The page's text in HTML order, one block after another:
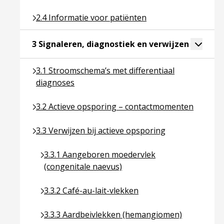
2.4 Informatie voor patiënten
Ga naar pagina over 2.4 Informatie voor patiënten
3 Signaleren, diagnostiek en verwijzen Ga
Toggle
3.1 Stroomschema’s met differentiaal
diagnoses
Ga naar pagina over 3.1 Stroomschema’s met
3.2 Actieve opsporing – contactmomenten
Ga naar pagina over 3.2 Actieve opsporing –
3.3 Verwijzen bij actieve opsporing
Ga naar pagina over 3.3 Verwijzen bij actieve
3.3.1 Aangeboren moedervlek
(congenitale naevus)
Ga naar pagina over 3.3.1 Aangeboren
3.3.2 Café-au-lait-vlekken
Ga naar pagina over 3.3.2 Café-au-lait-vlekken
3.3.3 Aardbeivlekken (hemangiomen)
Ga naar pagina over 3.3.3 Aardbeivlekken